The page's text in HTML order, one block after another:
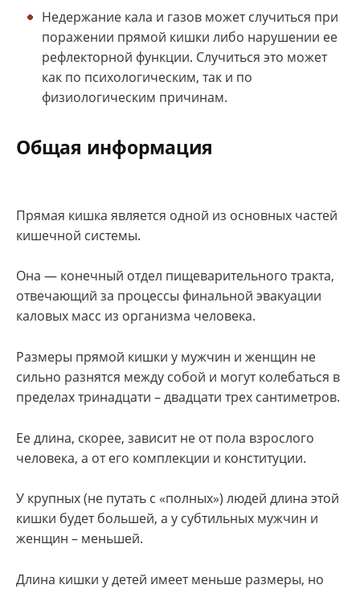
Недержание кала и газов может случиться при
поражении прямой кишки либо нарушении ее
рефлекторной функции. Случиться это может
как по психологическим, так и по
физиологическим причинам.
Общая информация
Прямая кишка является одной из основных частей
кишечной системы.
Она — конечный отдел пищеварительного тракта,
отвечающий за процессы финальной эвакуации
каловых масс из организма человека.
Размеры прямой кишки у мужчин и женщин не
сильно разнятся между собой и могут колебаться в
пределах тринадцати – двадцати трех сантиметров.
Ее длина, скорее, зависит не от пола взрослого
человека, а от его комплекции и конституции.
У крупных (не путать с «полных») людей длина этой
кишки будет большей, а у субтильных мужчин и
женщин – меньшей.
Длина кишки у детей имеет меньше размеры, но